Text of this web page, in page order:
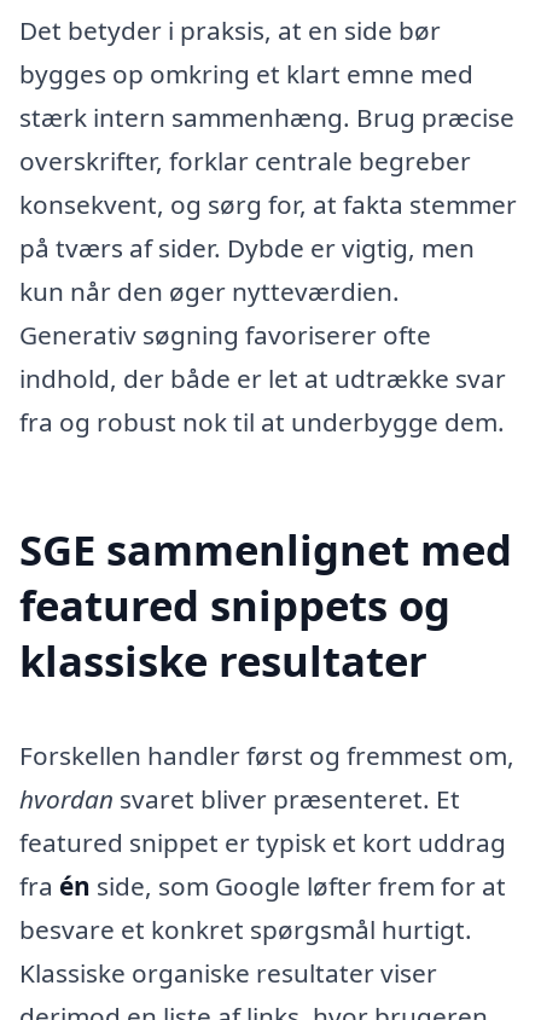
Det betyder i praksis, at en side bør
bygges op omkring et klart emne med
stærk intern sammenhæng. Brug præcise
overskrifter, forklar centrale begreber
konsekvent, og sørg for, at fakta stemmer
på tværs af sider. Dybde er vigtig, men
kun når den øger nytteværdien.
Generativ søgning favoriserer ofte
indhold, der både er let at udtrække svar
fra og robust nok til at underbygge dem.
SGE sammenlignet med
featured snippets og
klassiske resultater
Forskellen handler først og fremmest om,
hvordan svaret bliver præsenteret. Et
featured snippet er typisk et kort uddrag
fra én side, som Google løfter frem for at
besvare et konkret spørgsmål hurtigt.
Klassiske organiske resultater viser